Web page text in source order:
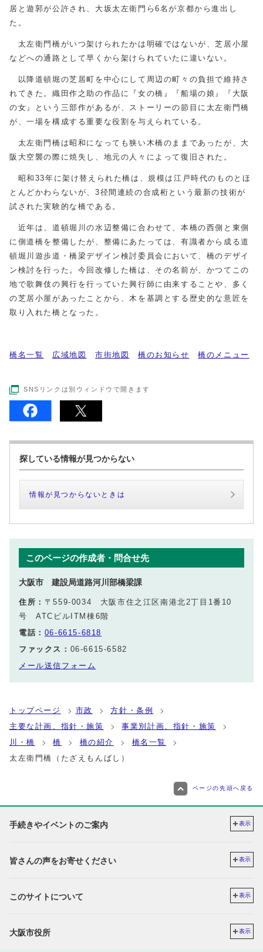
居と遊郭が公許され、大坂太左衛門ら6名が京都から進出し
た。
太左衛門橋がいつ架けられたかは明確ではないが、芝居小屋
などへの通路として早くから架けられていたに違いない。
以降道頓堀の芝居町を中心にして周辺の町々の負担で維持さ
れてきた。織田作之助の作品に『女の橋』『船場の娘』『大阪
の女』という三部作があるが、ストーリーの節目に太左衛門橋
が、一場を構成する重要な役割を与えられている。
太左衛門橋は昭和になっても狭い木橋のままであったが、大
阪大空襲の際に焼失し、地元の人々によって復旧された。
昭和33年に架け替えられた橋は、規模は江戸時代のものとほ
とんどかわらないが、3径間連続の合成桁という最新の技術が
試された実験的な橋である。
近年は、道頓堀川の水辺整備に合わせて、本橋の西側と東側
に側道橋を整備したが、整備にあたっては、有識者から成る道
頓堀川遊歩道・橋梁デザイン検討委員会において、橋のデザイ
ン検討を行った。今回改修した橋は、その名前が、かつてこの
地で歌舞伎の興行を行っていた興行師に由来することや、多く
の芝居小屋があったことから、木を基調とする歴史的な意匠を
取り入れた橋となった。
橋名一覧 広域地図 市街地図 橋のお知らせ 橋のメニュー
SNSリンクは別ウィンドウで開きます
探している情報が見つからない
情報が見つからないときは
このページの作成者・問合せ先
大阪市 建設局道路河川部橋梁課
住所： 〒559-0034 大阪市住之江区南港北2丁目1番10
号 ATCビルITM棟6階
電話： 06-6615-6818
ファックス： 06-6615-6582
メール送信フォーム
トップページ 市政
方針・条例
主要な計画、指針・施策
事業別計画、指針・施策
川・橋
橋 橋の紹介
橋名一覧
太左衛門橋（たざえもんばし）
ページの先頭へ戻る
手続きやイベントのご案内 表示
皆さんの声をお寄せください 表示
このサイトについて 表示
大阪市役所 表示